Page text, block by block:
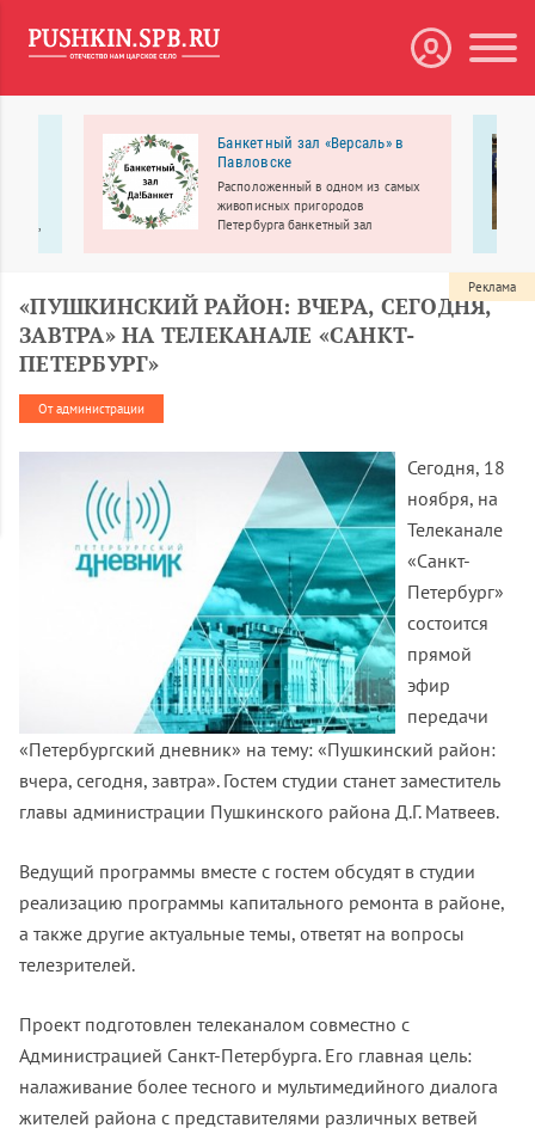
Банкетный зал «Версаль» в
Павловске
Расположенный в одном из самых
живописных пригородов
Петербурга банкетный зал
праздник и другие мероприятия
«ПУШКИНСКИЙ РАЙОН: ВЧЕРА, СЕГОДНЯ,
ЗАВТРА» НА ТЕЛЕКАНАЛЕ «САНКТ-
ПЕТЕРБУРГ»
От администрации
Сегодня, 18
ноября, на
Телеканале
«Санкт-
Петербург»
состоится
прямой
эфир
передачи
«Петербургский дневник» на тему: «Пушкинский район:
вчера, сегодня, завтра». Гостем студии станет заместитель
главы администрации Пушкинского района Д.Г. Матвеев.
Ведущий программы вместе с гостем обсудят в студии
реализацию программы капитального ремонта в районе,
а также другие актуальные темы, ответят на вопросы
телезрителей.
Проект подготовлен телеканалом совместно с
Администрацией Санкт-Петербурга. Его главная цель:
налаживание более тесного и мультимедийного диалога
жителей района с представителями различных ветвей
Реклама